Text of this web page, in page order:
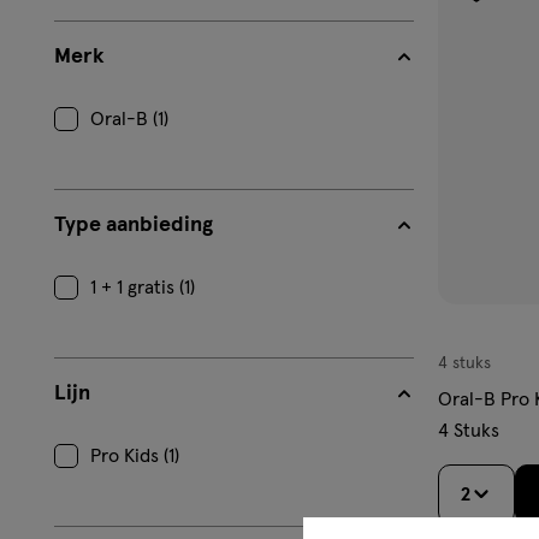
Merk
Oral-B (1)
Type aanbieding
1 + 1 gratis (1)
Lijn
Pro Kids (1)
4 stuks
Oral-B Pro
4 Stuks
2